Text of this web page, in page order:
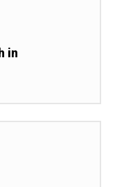
in